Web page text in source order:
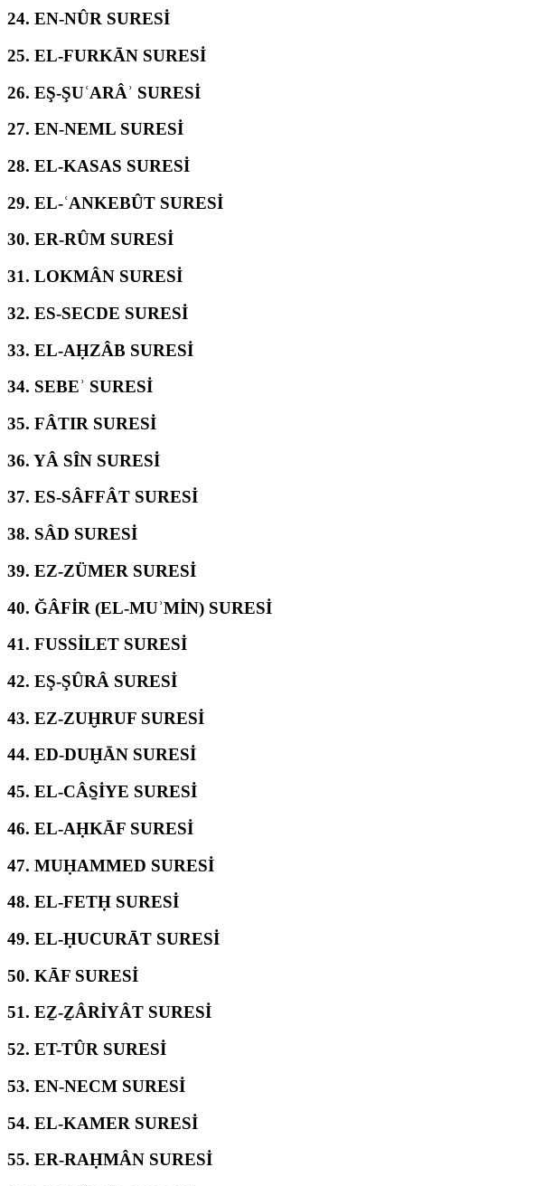
24. EN-NÛR SURESİ
25. EL-FURKĀN SURESİ
26. EŞ-ŞUʿARÂʾ SURESİ
27. EN-NEML SURESİ
28. EL-KASAS SURESİ
29. EL-ʿANKEBÛT SURESİ
30. ER-RÛM SURESİ
31. LOKMÂN SURESİ
32. ES-SECDE SURESİ
33. EL-AḤZÂB SURESİ
34. SEBEʾ SURESİ
35. FÂTIR SURESİ
36. YÂ SÎN SURESİ
37. ES-SÂFFÂT SURESİ
38. SÂD SURESİ
39. EZ-ZÜMER SURESİ
40. ĞÂFİR (EL-MUʾMİN) SURESİ
41. FUSSİLET SURESİ
42. EŞ-ŞÛRÂ SURESİ
43. EZ-ZUḪRUF SURESİ
44. ED-DUḪĀN SURESİ
45. EL-CÂS̱İYE SURESİ
46. EL-AḤKĀF SURESİ
47. MUḤAMMED SURESİ
48. EL-FETḤ SURESİ
49. EL-ḤUCURĀT SURESİ
50. KĀF SURESİ
51. EẔ-ẔÂRİYÂT SURESİ
52. ET-TÛR SURESİ
53. EN-NECM SURESİ
54. EL-KAMER SURESİ
55. ER-RAḤMÂN SURESİ